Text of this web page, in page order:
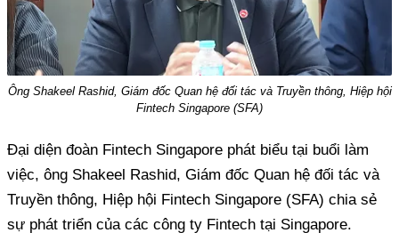
Ông Shakeel Rashid, Giám đốc Quan hệ đối tác và Truyền thông, Hiệp hội
Fintech Singapore (SFA)
Đại diện đoàn Fintech Singapore phát biểu tại buổi làm
việc, ông Shakeel Rashid, Giám đốc Quan hệ đối tác và
Truyền thông, Hiệp hội Fintech Singapore (SFA) chia sẻ
sự phát triển của các công ty Fintech tại Singapore.